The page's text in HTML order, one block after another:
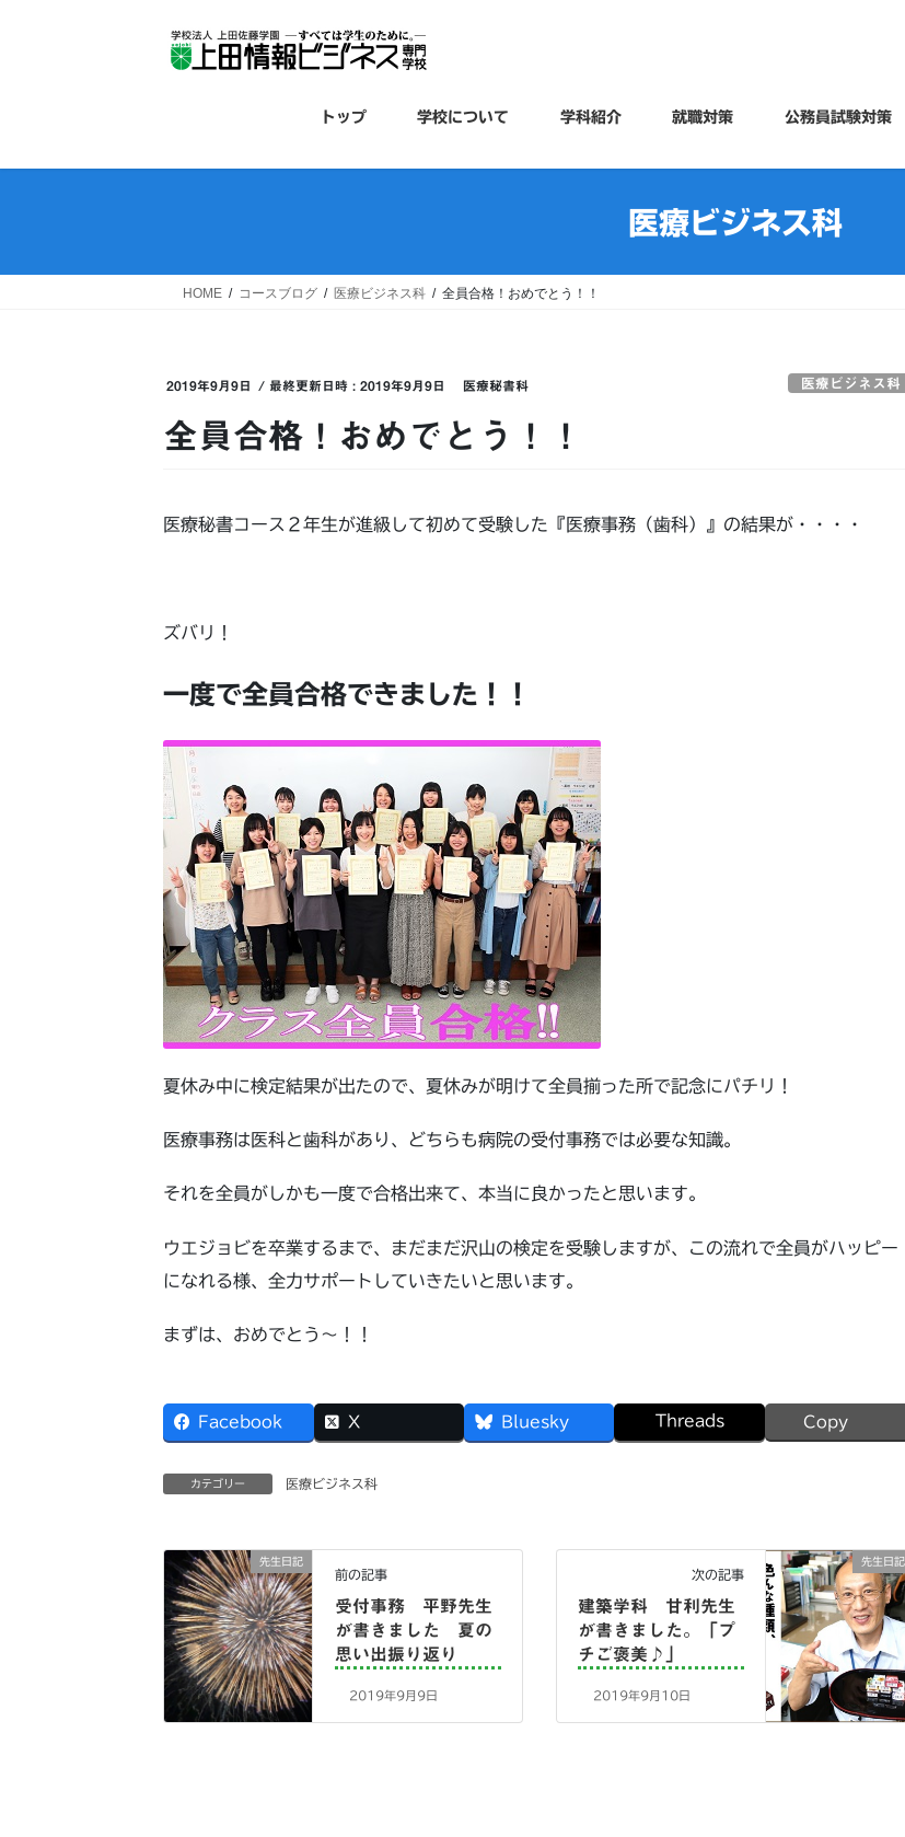
ス
ン
トップ 学校について 学科紹介 就職対策 公務員試験対策
医療ビジネス科
HOME コースブログ 医療ビジネス科 全員合格！おめでとう！！
2019年9月9日 / 最終更新日時 :2019年9月9日 医療秘書科 医療ビジネス科
全員合格！おめでとう！！
医療秘書コース２年生が進級して初めて受験した『医療事務（歯科）』の結果が・・・・
ズバリ！
一度で全員合格できました！！
夏休み中に検定結果が出たので、夏休みが明けて全員揃った所で記念にパチリ！
医療事務は医科と歯科があり、どちらも病院の受付事務では必要な知識。
それを全員がしかも一度で合格出来て、本当に良かったと思います。
ウエジョビを卒業するまで、まだまだ沢山の検定を受験しますが、この流れで全員がハッピー
になれる様、全力サポートしていきたいと思います。
まずは、おめでとう～！！
Facebook X Bluesky Threads Copy
カテゴリー 医療ビジネス科
先生日記
前の記事
受付事務 平野先生
が書きました 夏の
思い出振り返り
2019年9月9日
先生日記
次の記事
建築学科 甘利先生
が書きました。「プ
チご褒美♪」
2019年9月10日